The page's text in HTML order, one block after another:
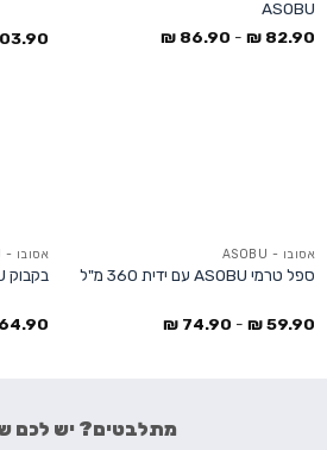
ASOBU
82.90
₪
-
86.90
₪
אסובו - ASOBU
ספל טרמי ASOBU עם ידית 360 מ"ל
59.90
₪
-
74.90
₪
אסובו - ASOBU
בקבוק ASOBU קפסולה 420 מ"ל
64.90
מתלבטים? יש לכם